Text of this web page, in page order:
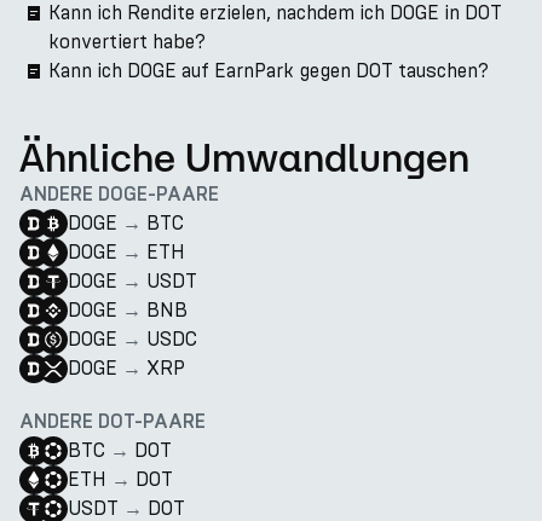
Kann ich Rendite erzielen, nachdem ich DOGE in DOT
konvertiert habe?
Kann ich DOGE auf EarnPark gegen DOT tauschen?
Ähnliche Umwandlungen
ANDERE DOGE-PAARE
DOGE → BTC
DOGE → ETH
DOGE → USDT
DOGE → BNB
DOGE → USDC
DOGE → XRP
ANDERE DOT-PAARE
BTC → DOT
ETH → DOT
USDT → DOT